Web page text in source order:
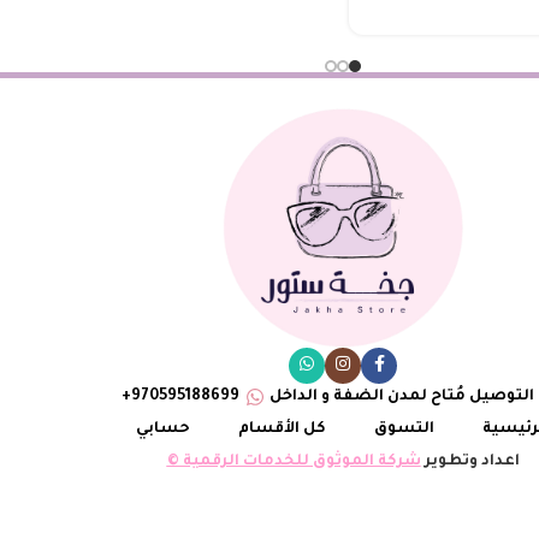
التوصيل مُتاح لمدن الضفة و الداخل
970595188699+
التسوق كل الأقسام
حسابي
اعداد وتطويرشركة الموثوق للخدمات الرقمية ©